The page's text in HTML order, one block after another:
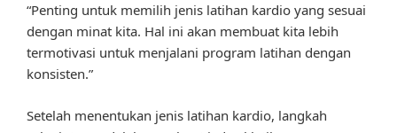
“Penting untuk memilih jenis latihan kardio yang sesuai
dengan minat kita. Hal ini akan membuat kita lebih
termotivasi untuk menjalani program latihan dengan
konsisten.”
Setelah menentukan jenis latihan kardio, langkah